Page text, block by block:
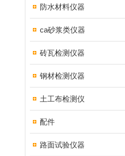
防水材料仪器
ca砂浆类仪器
砖瓦检测仪器
钢材检测仪器
土工布检测仪
配件
路面试验仪器